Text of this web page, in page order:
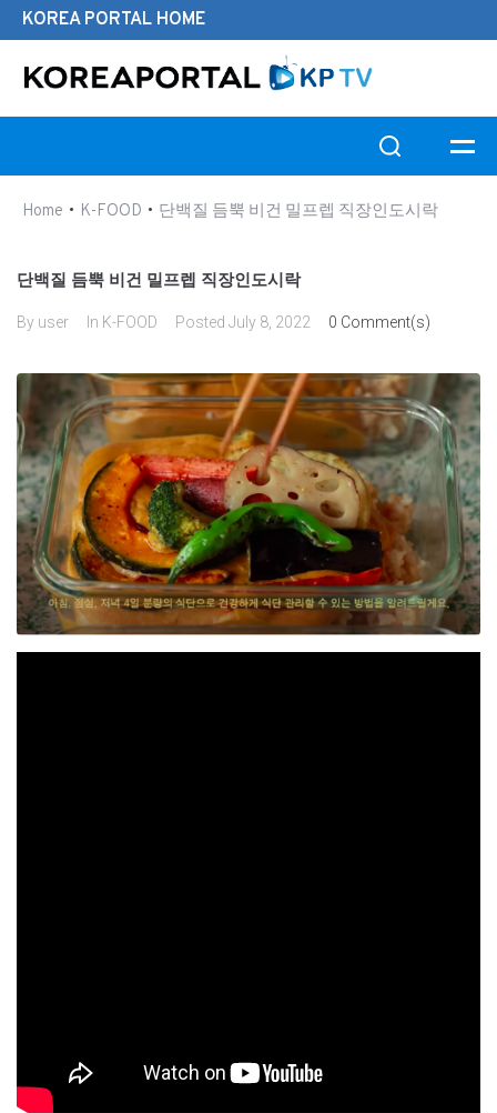
KOREA PORTAL HOME
Home • K-FOOD • 단백질 듬뿍 비건 밀프렙 직장인도시락
단백질 듬뿍 비건 밀프렙 직장인도시락
By user In K-FOOD Posted July 8, 2022 0 Comment(s)